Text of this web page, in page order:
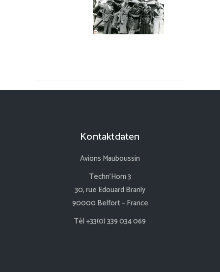
Kontaktdaten
Avions Mauboussin
Techn’Hom 3
30, rue Edouard Branly
90000 Belfort – France
Tél +33(0) 339 034 069